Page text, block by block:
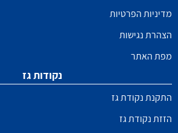
מדיניות הפרטיות
הצהרת נגישות
מפת האתר
נקודות גז
התקנת נקודת גז
הזזת נקודת גז